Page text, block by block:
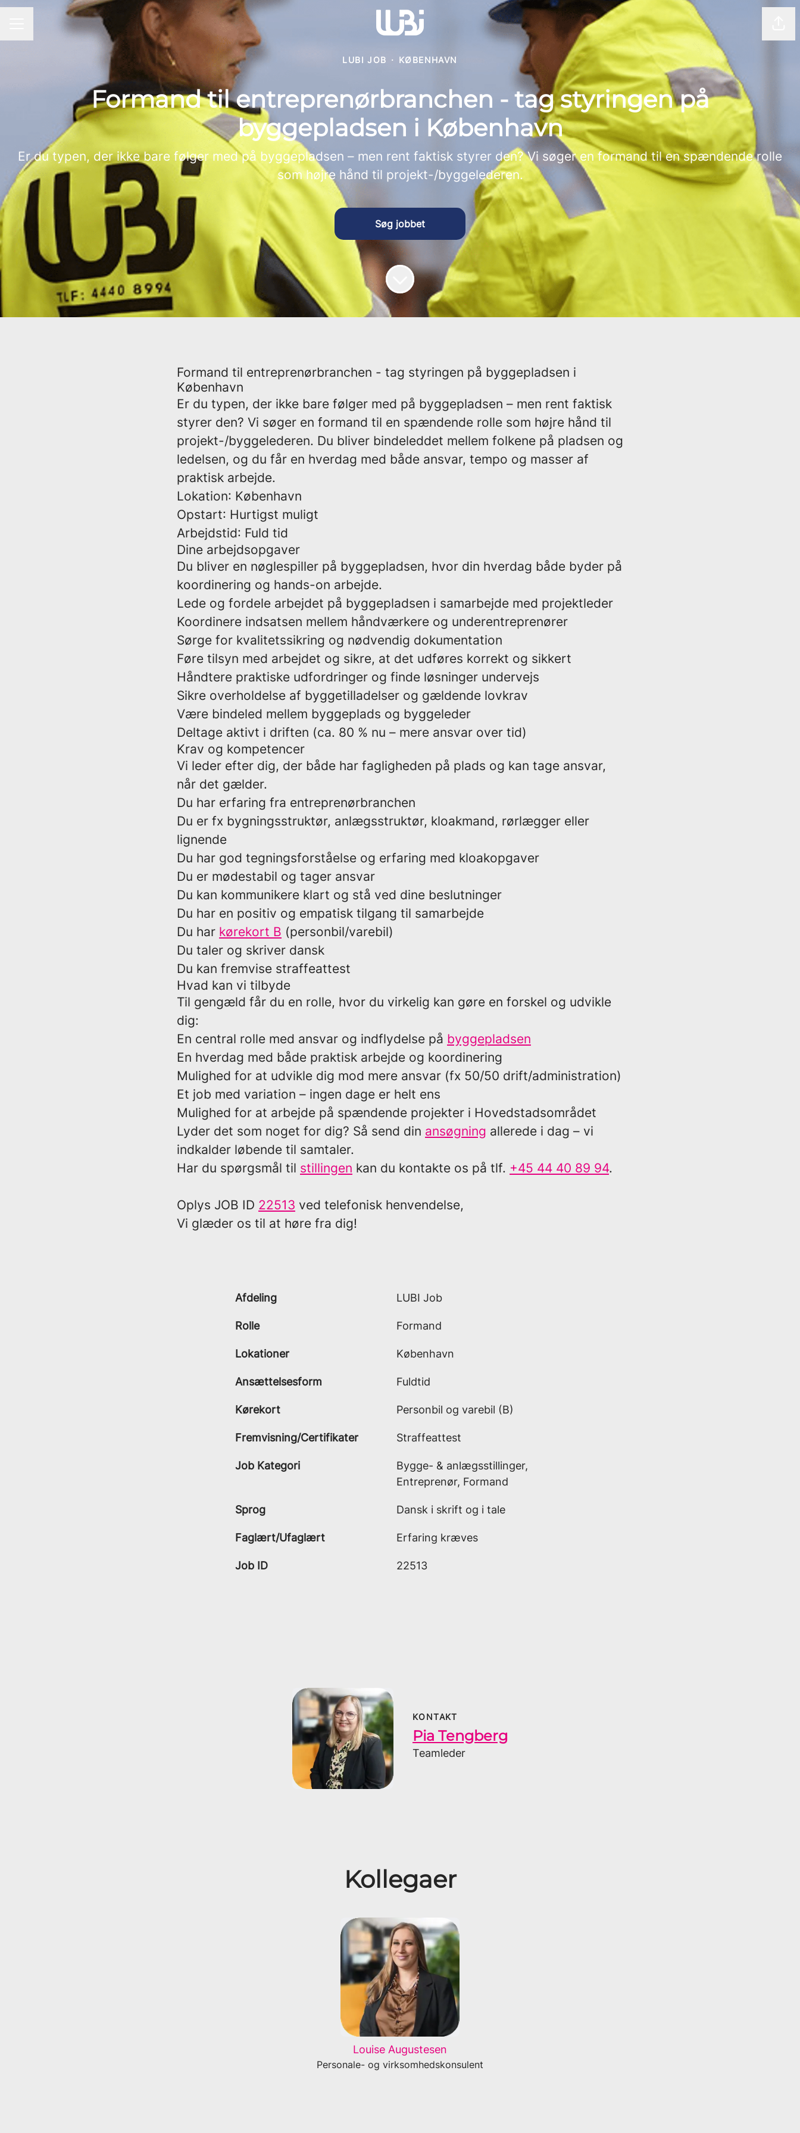
KARRIEREMENU
LUBI JOB · KØBENHAVN
Formand til entreprenørbranchen - tag styringen på
byggepladsen i København
Er du typen, der ikke bare følger med på byggepladsen – men rent faktisk styrer den? Vi søger en formand til en spændende rolle
som højre hånd til projekt-/byggelederen.
Søg jobbet
Formand til entreprenørbranchen - tag styringen på byggepladsen i
København
Er du typen, der ikke bare følger med på byggepladsen – men rent faktisk
styrer den? Vi søger en formand til en spændende rolle som højre hånd til
projekt-/byggelederen. Du bliver bindeleddet mellem folkene på pladsen og
ledelsen, og du får en hverdag med både ansvar, tempo og masser af
praktisk arbejde.
Lokation: København
Opstart: Hurtigst muligt
Arbejdstid: Fuld tid
Dine arbejdsopgaver
Du bliver en nøglespiller på byggepladsen, hvor din hverdag både byder på
koordinering og hands-on arbejde.
Lede og fordele arbejdet på byggepladsen i samarbejde med projektleder
Koordinere indsatsen mellem håndværkere og underentreprenører
Sørge for kvalitetssikring og nødvendig dokumentation
Føre tilsyn med arbejdet og sikre, at det udføres korrekt og sikkert
Håndtere praktiske udfordringer og finde løsninger undervejs
Sikre overholdelse af byggetilladelser og gældende lovkrav
Være bindeled mellem byggeplads og byggeleder
Deltage aktivt i driften (ca. 80 % nu – mere ansvar over tid)
Krav og kompetencer
Vi leder efter dig, der både har fagligheden på plads og kan tage ansvar,
når det gælder.
Du har erfaring fra entreprenørbranchen
Du er fx bygningsstruktør, anlægsstruktør, kloakmand, rørlægger eller
lignende
Du har god tegningsforståelse og erfaring med kloakopgaver
Du er mødestabil og tager ansvar
Du kan kommunikere klart og stå ved dine beslutninger
Du har en positiv og empatisk tilgang til samarbejde
Du har kørekort B (personbil/varebil)
Du taler og skriver dansk
Du kan fremvise straffeattest
Hvad kan vi tilbyde
Til gengæld får du en rolle, hvor du virkelig kan gøre en forskel og udvikle
dig:
En central rolle med ansvar og indflydelse på byggepladsen
En hverdag med både praktisk arbejde og koordinering
Mulighed for at udvikle dig mod mere ansvar (fx 50/50 drift/administration)
Et job med variation – ingen dage er helt ens
Mulighed for at arbejde på spændende projekter i Hovedstadsområdet
Lyder det som noget for dig? Så send din ansøgning allerede i dag – vi
indkalder løbende til samtaler.
Har du spørgsmål til stillingen kan du kontakte os på tlf. +45 44 40 89 94.
Oplys JOB ID 22513 ved telefonisk henvendelse,
Vi glæder os til at høre fra dig!
Afdeling LUBI Job
Rolle Formand
Lokationer København
Ansættelsesform Fuldtid
Kørekort Personbil og varebil (B)
Fremvisning/Certifikater Straffeattest
Job Kategori
Bygge- & anlægsstillinger,
Entreprenør, Formand
Sprog Dansk i skrift og i tale
Faglært/Ufaglært Erfaring kræves
Job ID 22513
KONTAKT
Pia Tengberg
Teamleder
Kollegaer
Louise Augustesen
Personale- og virksomhedskonsulent